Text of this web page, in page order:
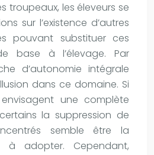
troupeaux, les éleveurs se
sur l’existence d’autres
pouvant substituer ces
base à l’élevage. Par
d’autonomie intégrale
dans ce domaine. Si
une complète
la suppression de
semble être la
à adopter. Cependant,